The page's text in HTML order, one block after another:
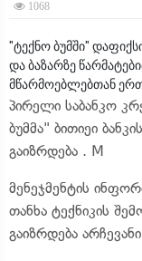
1068
"ტექნო ბუმში"
და ბაზარზე
მწარმოებლებთან
პირელი საბანკო
ბუმმა" ბითიეი
გაიზრდება . M
მენეჯმენტის
თანხა ტექნიკის
გაიზრდება